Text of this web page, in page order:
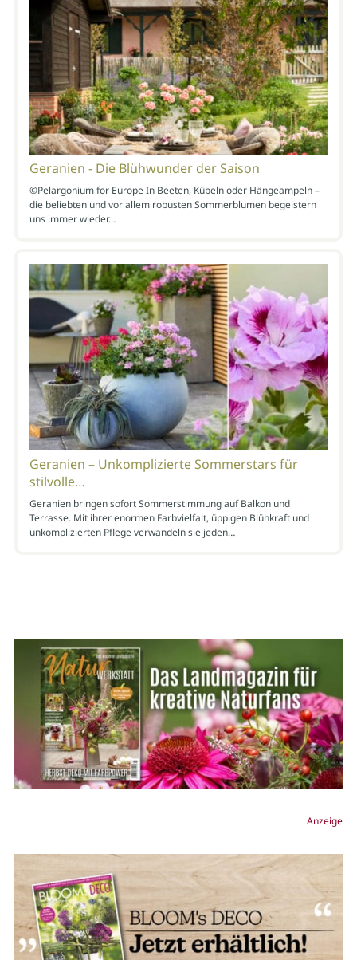
Geranien - Die Blühwunder der Saison
©Pelargonium for Europe In Beeten, Kübeln oder Hängeampeln –
die beliebten und vor allem robusten Sommerblumen begeistern
uns immer wieder…
Geranien – Unkomplizierte Sommerstars für
stilvolle…
Geranien bringen sofort Sommerstimmung auf Balkon und
Terrasse. Mit ihrer enormen Farbvielfalt, üppigen Blühkraft und
unkomplizierten Pflege verwandeln sie jeden…
Anzeige